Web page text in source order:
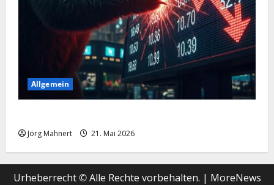
Allgemein
Jörg Mahnert 21. Mai 2026
Urheberrecht © Alle Rechte vorbehalten. | MoreNews